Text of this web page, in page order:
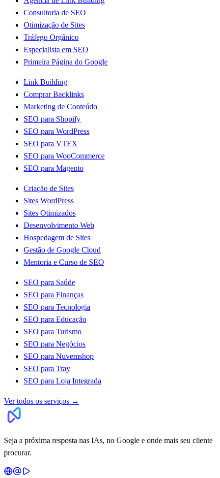
Consultoria de SEO
Otimização de Sites
Tráfego Orgânico
Especialista em SEO
Primeira Página do Google
Link Building
Comprar Backlinks
Marketing de Conteúdo
SEO para Shopify
SEO para WordPress
SEO para VTEX
SEO para WooCommerce
SEO para Magento
Criação de Sites
Sites WordPress
Sites Otimizados
Desenvolvimento Web
Hospedagem de Sites
Gestão de Google Cloud
Mentoria e Curso de SEO
SEO para Saúde
SEO para Finanças
SEO para Tecnologia
SEO para Educação
SEO para Turismo
SEO para Negócios
SEO para Nuvemshop
SEO para Tray
SEO para Loja Integrada
Ver todos os serviços →
Seja a próxima resposta nas IAs, no Google e onde mais seu cliente
procurar.